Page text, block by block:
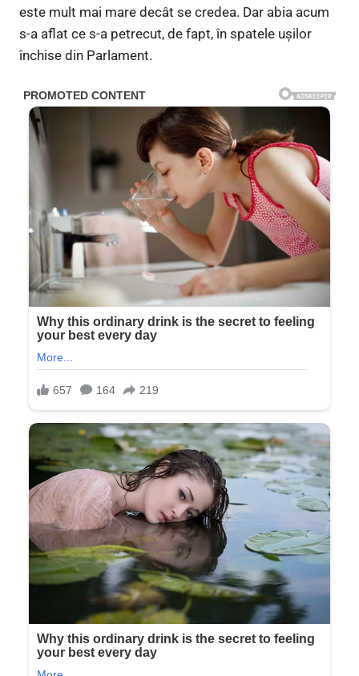
este mult mai mare decât se credea. Dar abia acum
s-a aflat ce s-a petrecut, de fapt, în spatele ușilor
închise din Parlament.